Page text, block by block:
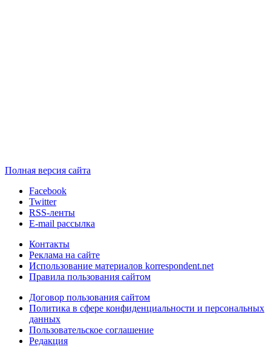
Полная версия сайта
Facebook
Twitter
RSS-ленты
E-mail рассылка
Контакты
Реклама на сайте
Использование материалов korrespondent.net
Правила пользования сайтом
Договор пользования сайтом
Политика в сфере конфиденциальности и персональных
данных
Пользовательское соглашение
Редакция